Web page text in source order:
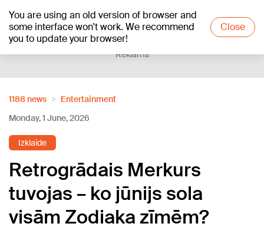
You are using an old version of browser and
some interface won't work. We recommend
you to update your browser!
Close
+19°C
Reklāma
1188 news
Entertainment
Monday, 1 June, 2026
Izklaide
Retrogrādais Merkurs
tuvojas – ko jūnijs sola
visām Zodiaka zīmēm?